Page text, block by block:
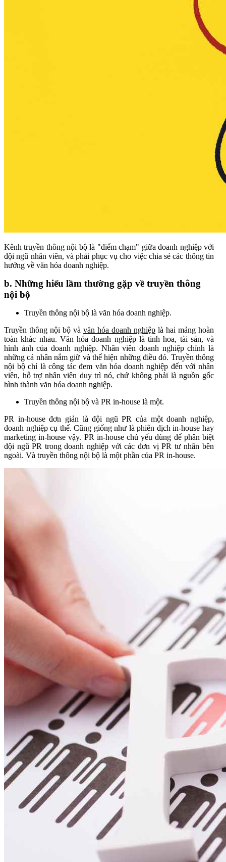
Kênh truyền thông nội bộ là "điểm chạm" giữa doanh nghiệp với
đội ngũ nhân viên, và phải phục vụ cho việc chia sẻ các thông tin
hướng về văn hóa doanh nghiệp.
b. Những hiểu lầm thường gặp về truyền thông
nội bộ
Truyền thông nội bộ là văn hóa doanh nghiệp.
Truyền thông nội bộ và văn hóa doanh nghiệp là hai mảng hoàn
toàn khác nhau. Văn hóa doanh nghiệp là tinh hoa, tài sản, và
hình ảnh của doanh nghiệp. Nhân viên doanh nghiệp chính là
những cá nhân nắm giữ và thể hiện những điều đó. Truyền thông
nội bộ chỉ là công tác đem văn hóa doanh nghiệp đến với nhân
viên, hỗ trợ nhân viên duy trì nó, chứ không phải là nguồn gốc
hình thành văn hóa doanh nghiệp.
Truyền thông nội bộ và PR in-house là một.
PR in-house đơn giản là đội ngũ PR của một doanh nghiệp,
doanh nghiệp cụ thể. Cũng giống như là phiên dịch in-house hay
marketing in-house vậy. PR in-house chủ yếu dùng để phân biệt
đội ngũ PR trong doanh nghiệp với các đơn vị PR tư nhân bên
ngoài. Và truyền thông nội bộ là một phần của PR in-house.